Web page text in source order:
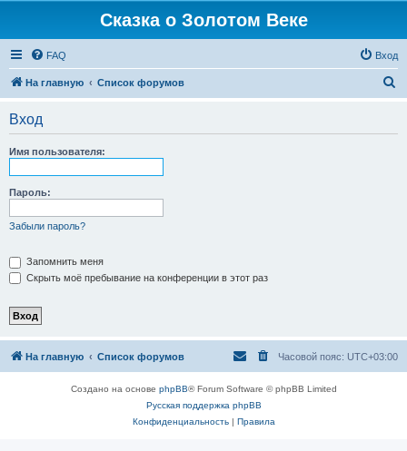
Сказка о Золотом Веке
FAQ Вход
На главную Список форумов
Вход
Имя пользователя:
Пароль:
Забыли пароль?
Запомнить меня
Скрыть моё пребывание на конференции в этот раз
На главную Список форумов Часовой пояс: UTC+03:00
Создано на основе phpBB® Forum Software © phpBB Limited
Русская поддержка phpBB
Конфиденциальность| Правила